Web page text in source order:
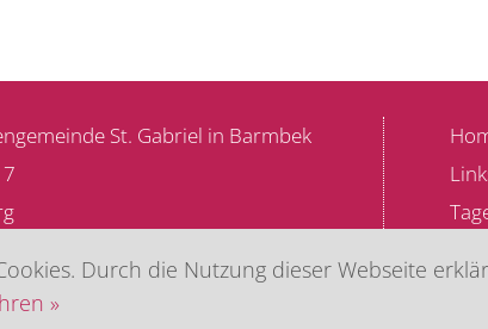
St. Gabriel in Barmbek
st-gabriel.de
Durch die Nutzung dieser Webseite
»